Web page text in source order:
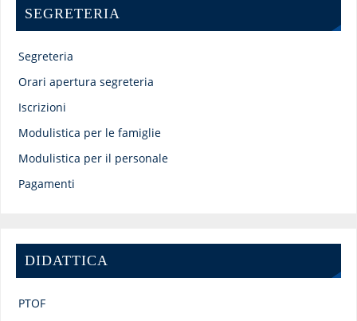
SEGRETERIA
Segreteria
Orari apertura segreteria
Iscrizioni
Modulistica per le famiglie
Modulistica per il personale
Pagamenti
DIDATTICA
PTOF